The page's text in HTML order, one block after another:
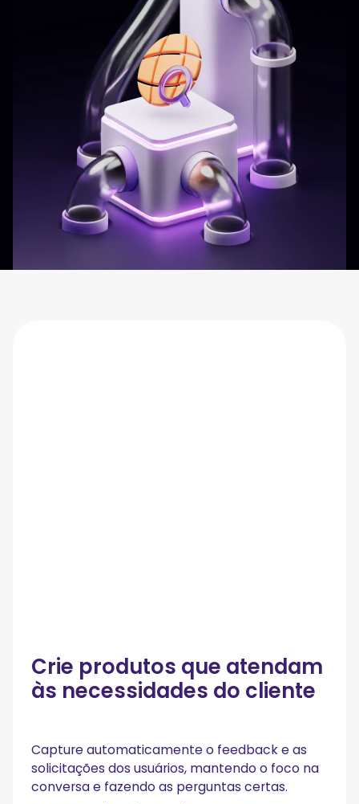
Crie produtos que atendam
às necessidades do cliente
Capture automaticamente o feedback e as
solicitações dos usuários, mantendo o foco na
conversa e fazendo as perguntas certas.